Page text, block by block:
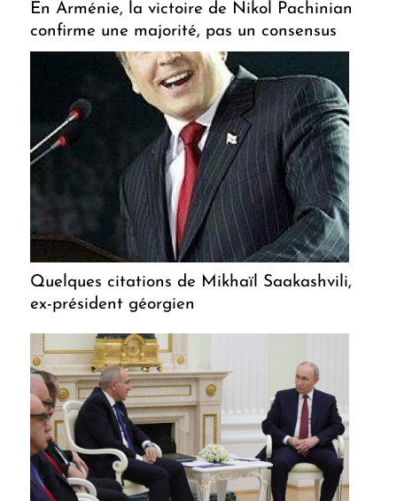
En Arménie, la victoire de Nikol Pachinian
confirme une majorité, pas un consensus
Quelques citations de Mikhaïl Saakashvili,
ex-président géorgien